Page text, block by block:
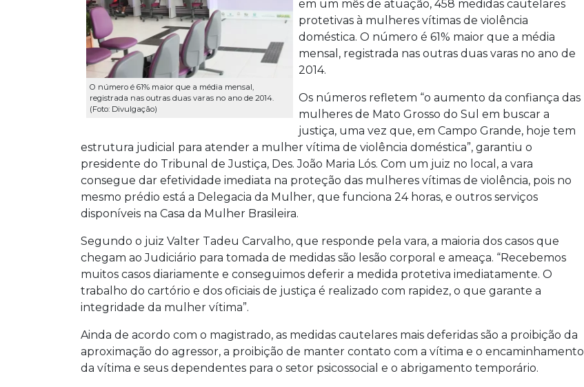
O número é 61% maior que a média mensal,
registrada nas outras duas varas no ano de 2014.
(Foto: Divulgação)
em um mês de atuação, 458 medidas cautelares
protetivas à mulheres vítimas de violência
doméstica. O número é 61% maior que a média
mensal, registrada nas outras duas varas no ano de
2014.
Os números refletem “o aumento da confiança das
mulheres de Mato Grosso do Sul em buscar a
justiça, uma vez que, em Campo Grande, hoje tem
estrutura judicial para atender a mulher vítima de violência doméstica”, garantiu o
presidente do Tribunal de Justiça, Des. João Maria Lós. Com um juiz no local, a vara
consegue dar efetividade imediata na proteção das mulheres vítimas de violência, pois no
mesmo prédio está a Delegacia da Mulher, que funciona 24 horas, e outros serviços
disponíveis na Casa da Mulher Brasileira.
Segundo o juiz Valter Tadeu Carvalho, que responde pela vara, a maioria dos casos que
chegam ao Judiciário para tomada de medidas são lesão corporal e ameaça. “Recebemos
muitos casos diariamente e conseguimos deferir a medida protetiva imediatamente. O
trabalho do cartório e dos oficiais de justiça é realizado com rapidez, o que garante a
integridade da mulher vítima”.
Ainda de acordo com o magistrado, as medidas cautelares mais deferidas são a proibição da
aproximação do agressor, a proibição de manter contato com a vítima e o encaminhamento
da vítima e seus dependentes para o setor psicossocial e o abrigamento temporário.